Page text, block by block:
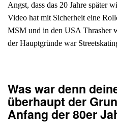
Angst, dass das 20 Jahre später
Video hat mit Sicherheit eine
MSM und in den USA Thrasher
der Hauptgründe war
Was war denn
überhaupt der
Anfang der 80er